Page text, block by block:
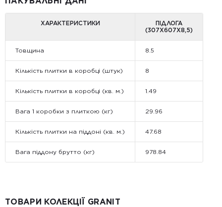
ХАРАКТЕРИСТИКИ
ПІДЛОГА
(307Х607Х8,5)
Товщина 8.5
Кількість плитки в коробці (штук) 8
Кількість плитки в коробці (кв. м.) 1.49
Вага 1 коробки з плиткою (кг) 29.96
Кількість плитки на піддоні (кв. м.) 47.68
Вага піддону брутто (кг) 978.84
ТОВАРИ КОЛЕКЦІЇ GRANIT